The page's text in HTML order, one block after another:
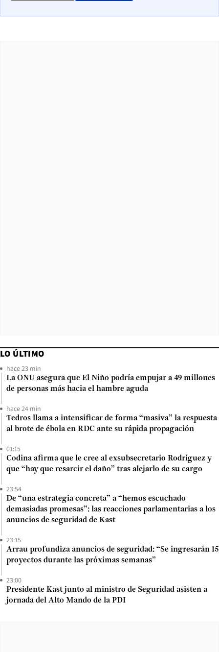
LO ÚLTIMO
hace 23 min
La ONU asegura que El Niño podría empujar a 49 millones
de personas más hacia el hambre aguda
hace 24 min
Tedros llama a intensificar de forma “masiva” la respuesta
al brote de ébola en RDC ante su rápida propagación
01:15
Codina afirma que le cree al exsubsecretario Rodríguez y
que “hay que resarcir el daño” tras alejarlo de su cargo
23:54
De “una estrategia concreta” a “hemos escuchado
demasiadas promesas”: las reacciones parlamentarias a los
anuncios de seguridad de Kast
23:15
Arrau profundiza anuncios de seguridad: “Se ingresarán 15
proyectos durante las próximas semanas”
23:00
Presidente Kast junto al ministro de Seguridad asisten a
jornada del Alto Mando de la PDI